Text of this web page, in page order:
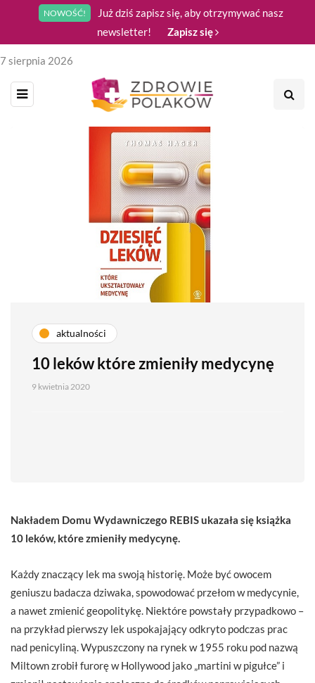
NOWOŚĆ!
Już dziś zapisz się, aby otrzymywać nasz
newsletter!
Zapisz się
7 sierpnia 2026
aktualności
10 leków które zmieniły medycynę
9 kwietnia 2020
Nakładem Domu Wydawniczego REBIS ukazała się książka
10 leków, które zmieniły medycynę.
Każdy znaczący lek ma swoją historię. Może być owocem
geniuszu badacza dziwaka, spowodować przełom w medycynie,
a nawet zmienić geopolitykę. Niektóre powstały przypadkowo –
na przykład pierwszy lek uspokajający odkryto podczas prac
nad penicyliną. Wypuszczony na rynek w 1955 roku pod nazwą
Miltown zrobił furorę w Hollywood jako „martini w pigułce” i